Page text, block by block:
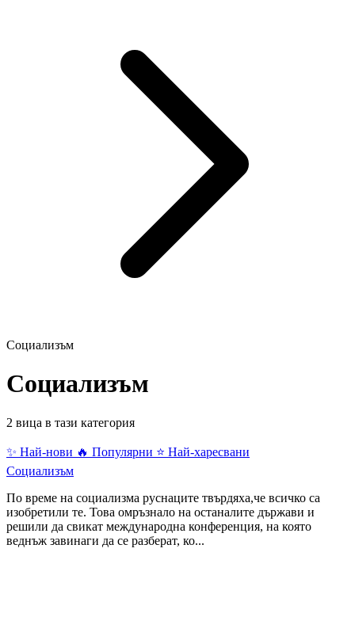
Социализъм
Социализъм
2 вица в тази категория
✨ Най-нови 🔥 Популярни ⭐ Най-харесвани
Социализъм
По време на социализма руснаците твърдяха,че всичко са
изобретили те. Това омръзнало на останалите държави и
решили да свикат международна конференция, на която
веднъж завинаги да се разберат, ко...